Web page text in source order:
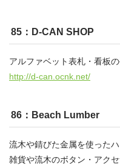
85：D-CAN SHOP
アルファベット表札・看板
http://d-can.ocnk.net/
86：Beach Lumber
流木や錆びた金属を使った
雑貨や流木のボタン・アク